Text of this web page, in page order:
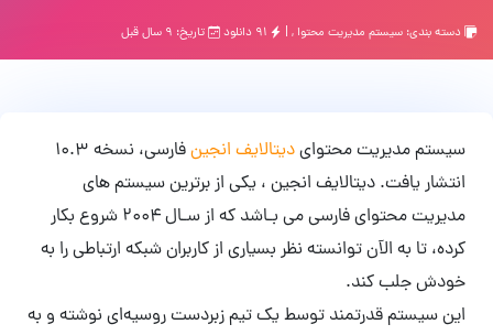
دسته بندی: سیستم مدیریت محتوا , | تاریخ: ۹ سال قبل
سیستم مدیریت محتوایدیتالایف انجین
فارسی، نسخه ۱۰.۳
انتشار یافت. دیتالایف انجین ، یکی از برترین سیستم ‌های
مدیریت محتوای فارسی می ‌بـاشد که از سـال ۲۰۰۴ شروع بکار
کرده، تا به الآن توانسته نظر بسیاری از کاربران شبکه ارتباطی را به
خودش جلب کند.
این سیستم قدرتمند توسط یک تیم زبردست روسیه‌ای نوشته و به